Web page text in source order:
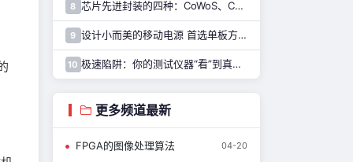
8 芯片先进封装的四种：CoWoS、CoPoS、Glass Core与CoWoP
9 设计小而美的移动电源 首选单板方案！
10 极速陷阱：你的测试仪器“看”到真实的SiC了吗?
更多频道最新
FPGA的图像处理算法 04-20